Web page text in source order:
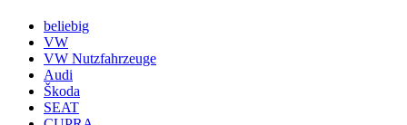
beliebig
VW
VW Nutzfahrzeuge
Audi
Škoda
SEAT